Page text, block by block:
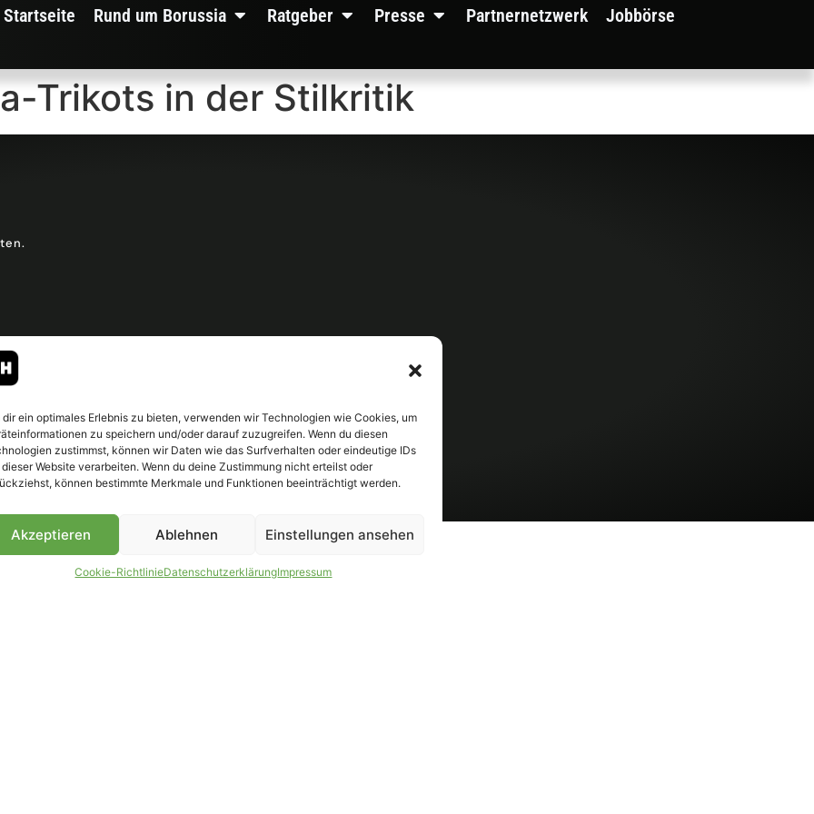
dir ein optimales Erlebnis zu bieten, verwenden wir Technologien wie Cookies, um
zu speichern und/oder darauf zuzugreifen. Wenn du diesen
zustimmst, können wir Daten wie das Surfverhalten oder eindeutige IDs
Website verarbeiten. Wenn du deine Zustimmung nicht erteilst oder
können bestimmte Merkmale und Funktionen beeinträchtigt werden.
Akzeptieren Ablehnen Einstellungen ansehen
Cookie-RichtlinieDatenschutzerklärungImpressum
Startseite Rund um Borussia Ratgeber Presse Partnernetzwerk Jobbörse
Trikots in der Stilkritik